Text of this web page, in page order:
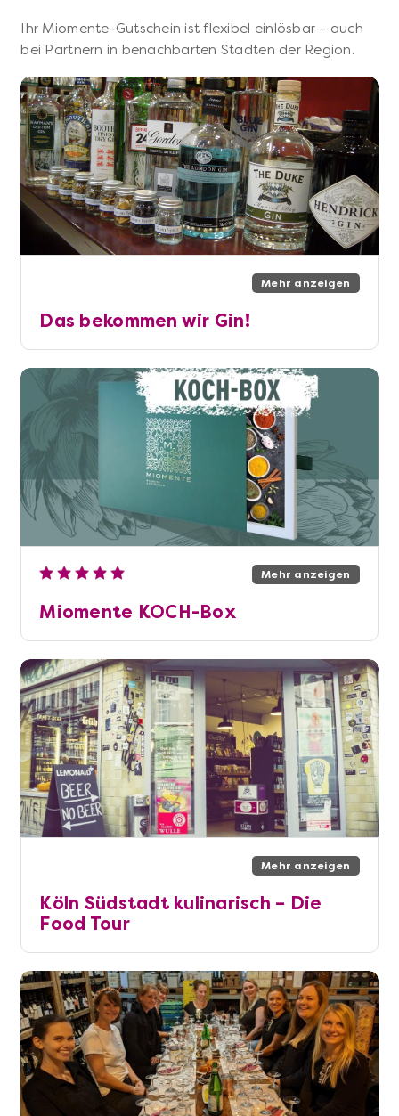
Ihr Miomente-Gutschein ist flexibel einlösbar – auch
bei Partnern in benachbarten Städten der Region.
Mehr anzeigen
Das bekommen wir Gin!
Mehr anzeigen
Miomente KOCH-Box
Mehr anzeigen
Köln Südstadt kulinarisch – Die
Food Tour